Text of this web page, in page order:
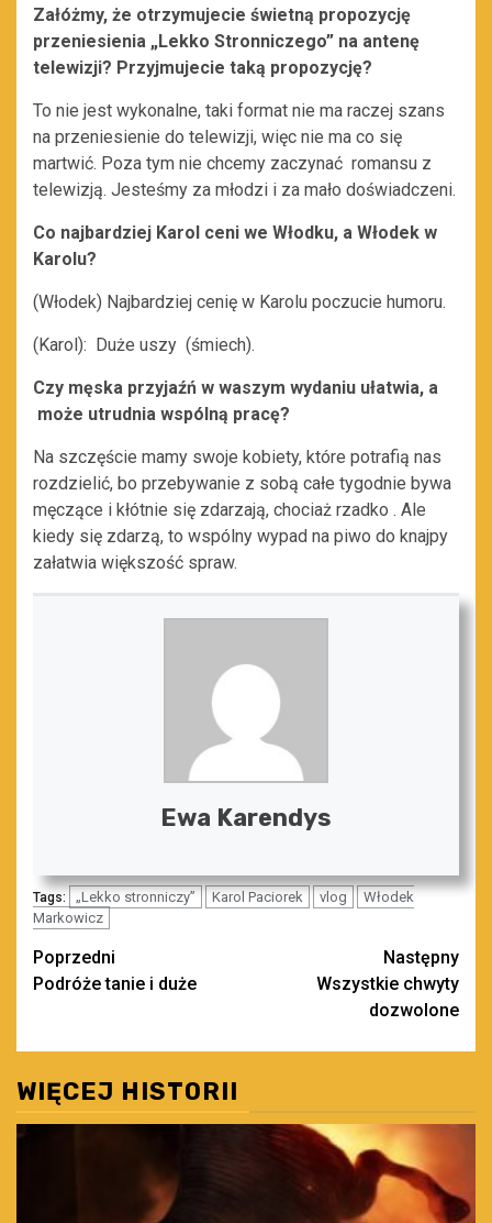
Załóżmy, że otrzymujecie świetną propozycję
przeniesienia „Lekko Stronniczego” na antenę
telewizji? Przyjmujecie taką propozycję?
To nie jest wykonalne, taki format nie ma raczej szans
na przeniesienie do telewizji, więc nie ma co się
martwić. Poza tym nie chcemy zaczynać romansu z
telewizją. Jesteśmy za młodzi i za mało doświadczeni.
Co najbardziej Karol ceni we Włodku, a Włodek w
Karolu?
(Włodek) Najbardziej cenię w Karolu poczucie humoru.
(Karol): Duże uszy (śmiech).
Czy męska przyjaźń w waszym wydaniu ułatwia, a
może utrudnia wspólną pracę?
Na szczęście mamy swoje kobiety, które potrafią nas
rozdzielić, bo przebywanie z sobą całe tygodnie bywa
męczące i kłótnie się zdarzają, chociaż rzadko . Ale
kiedy się zdarzą, to wspólny wypad na piwo do knajpy
załatwia większość spraw.
Ewa Karendys
Tags: „Lekko stronniczy” Karol Paciorek vlog
Włodek
Markowicz
Zobacz
wpisy
Poprzedni
Podróże tanie i duże
Następny
Wszystkie chwyty
dozwolone
WIĘCEJ HISTORII